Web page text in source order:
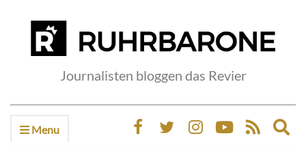
Journalisten bloggen das Revier
Menu